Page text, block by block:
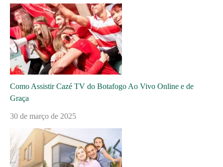
Como Assistir Cazé TV do Botafogo Ao Vivo Online e de
Graça
30 de março de 2025